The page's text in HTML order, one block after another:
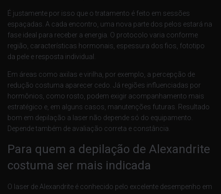
É justamente por isso que o tratamento é feito em sessões
espaçadas. A cada encontro, uma nova parte dos pelos estará na
fase ideal para receber a energia. O protocolo varia conforme
região, características hormonais, espessura dos fios, fototipo
da pele e resposta individual.
Em áreas como axilas e virilha, por exemplo, a percepção de
redução costuma aparecer cedo. Já regiões influenciadas por
hormônios, como rosto, podem exigir acompanhamento mais
estratégico e, em alguns casos, manutenções futuras. Resultado
bom em depilação a laser não depende só do equipamento.
Depende também de avaliação correta e constância.
Para quem a depilação de Alexandrite
costuma ser mais indicada
O laser de Alexandrite é conhecido pelo excelente desempenho em